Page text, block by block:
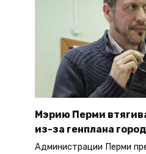
Мэрию Перми
из-за генплана
Администрации Перми